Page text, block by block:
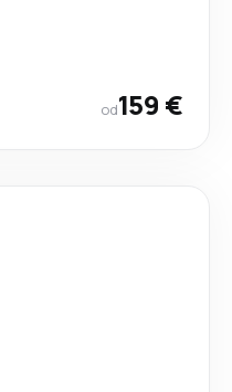
od159 €